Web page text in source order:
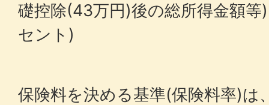
礎控除(43万円)後の総所得金額
セント)
保険料を決める基準(保険料率)は